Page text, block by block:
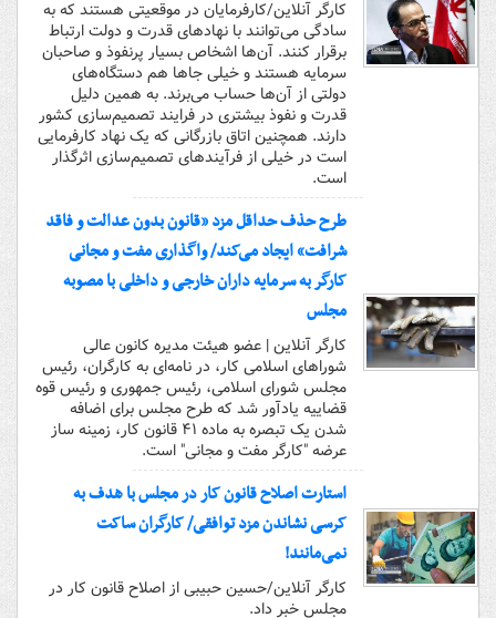
کارگر آنلاین/کارفرمایان در موقعیتی هستند که به
سادگی می‌توانند با نهادهای قدرت و دولت ارتباط
برقرار کنند. آن‌ها اشخاص بسیار پرنفوذ و صاحبان
سرمایه هستند و خیلی جاها هم دستگاه‌های
دولتی از آن‌ها حساب می‌برند. به همین دلیل
قدرت و نفوذ بیشتری در فرایند تصمیم‌سازی کشور
دارند. همچنین اتاق بازرگانی که یک نهاد کارفرمایی
است در خیلی از فرآیندهای تصمیم‌سازی اثرگذار
است.
طرح حذف حداقل مزد «قانون بدون عدالت و فاقد
شرافت» ایجاد می‌کند/ واگذاری مفت و مجانی
کارگر به سرمایه داران خارجی و داخلی با مصوبه
مجلس
کارگر آنلاین | عضو هیئت مدیره کانون عالی
شوراهای اسلامی کار، در نامه‌ای به کارگران، رئیس
مجلس شورای اسلامی، رئیس جمهوری و رئیس قوه
قضاییه یادآور شد که طرح مجلس برای اضافه
شدن یک تبصره به ماده ۴۱ قانون کار، زمینه ساز
عرضه "کارگر مفت و مجانی" است.
استارت اصلاح قانون کار در مجلس با هدف به
کرسی نشاندن مزد توافقی/ کارگران ساکت
نمی‌مانند!
کارگر آنلاین/حسین حبیبی از اصلاح قانون کار در
مجلس خبر داد.